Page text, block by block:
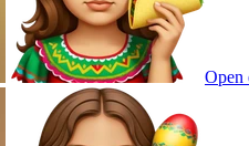
Open